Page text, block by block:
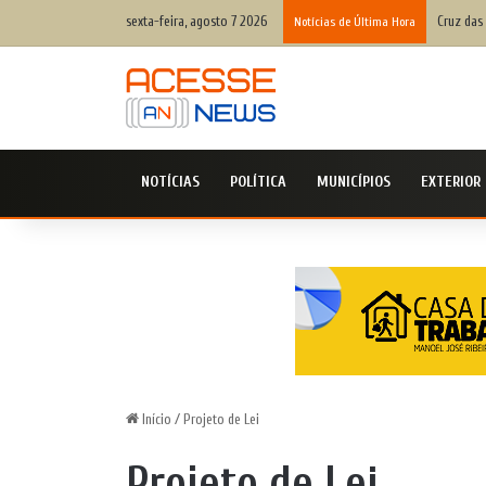
sexta-feira, agosto 7 2026 Notícias de Última Hora Cruz
NOTÍCIAS POLÍTICA MUNICÍPIOS EXTERIOR
Início / Projeto de Lei